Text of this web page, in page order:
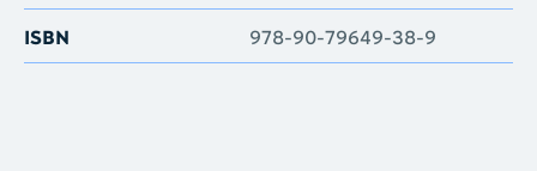
ISBN 978-90-79649-38-9